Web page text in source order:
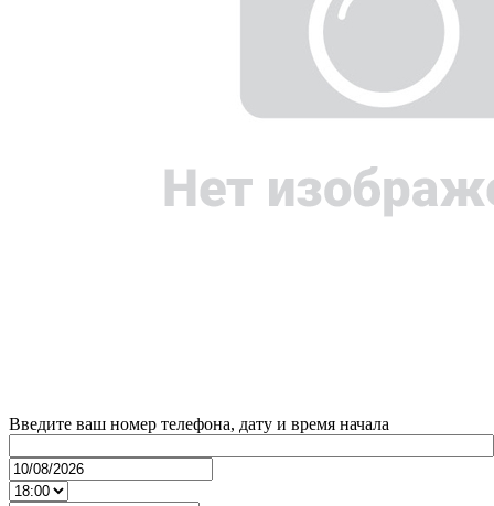
Введите ваш номер телефона, дату и время начала